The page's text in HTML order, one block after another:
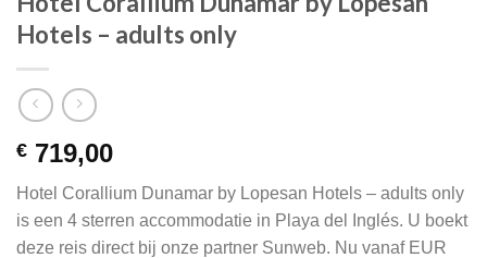
Hotels – adults only
€ 719,00
Hotel Corallium Dunamar by Lopesan Hotels – adults only
is een 4 sterren accommodatie in Playa del Inglés. U boekt
deze reis direct bij onze partner Sunweb. Nu vanaf EUR